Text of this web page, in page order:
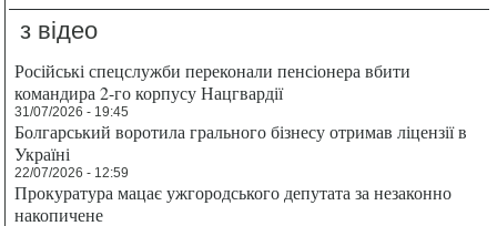
з відео
Російські спецслужби переконали пенсіонера вбити
командира 2-го корпусу Нацгвардії
31/07/2026 - 19:45
Болгарський воротила грального бізнесу отримав ліцензії в
Україні
22/07/2026 - 12:59
Прокуратура мацає ужгородського депутата за незаконно
накопичене